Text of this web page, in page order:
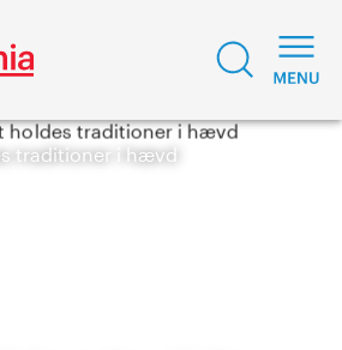
traditioner i hævd